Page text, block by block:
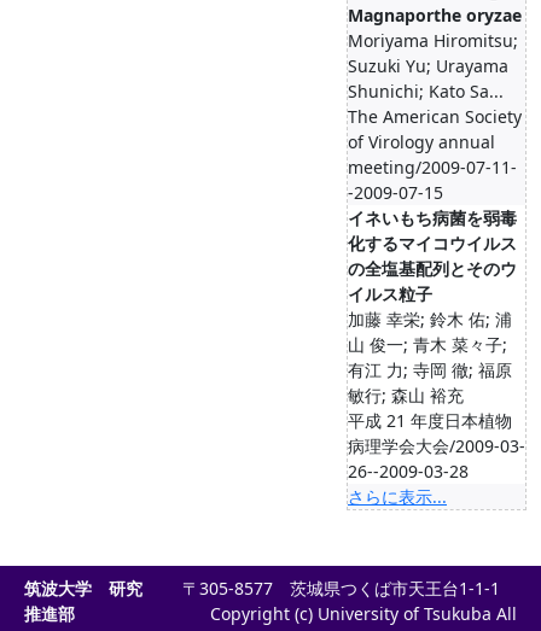
Magnaporthe oryzae
Moriyama Hiromitsu;
Suzuki Yu; Urayama
Shunichi; Kato Sa...
The American Society
of Virology annual
meeting/2009-07-11-
-2009-07-15
イネいもち病菌を弱毒
化するマイコウイルス
の全塩基配列とそのウ
イルス粒子
加藤 幸栄; 鈴木 佑; 浦
山 俊一; 青木 菜々子;
有江 力; 寺岡 徹; 福原
敏行; 森山 裕充
平成 21 年度日本植物
病理学会大会/2009-03-
26--2009-03-28
さらに表示...
筑波大学 研究
推進部
〒305-8577 茨城県つくば市天王台1-1-1
Copyright (c) University of Tsukuba All